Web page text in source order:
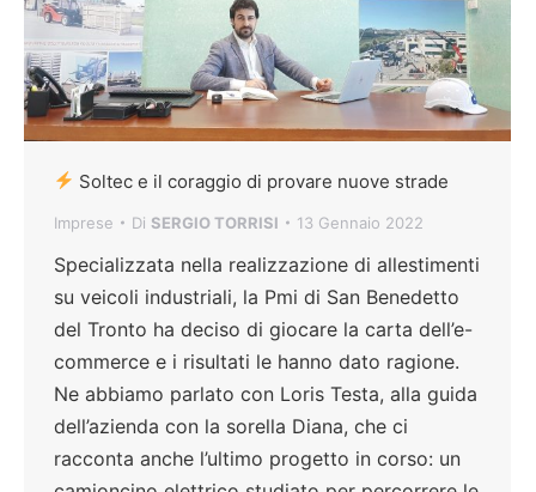
Soltec e il coraggio di provare nuove strade
Imprese Di SERGIO TORRISI 13 Gennaio 2022
Specializzata nella realizzazione di allestimenti
su veicoli industriali, la Pmi di San Benedetto
del Tronto ha deciso di giocare la carta dell’e-
commerce e i risultati le hanno dato ragione.
Ne abbiamo parlato con Loris Testa, alla guida
dell’azienda con la sorella Diana, che ci
racconta anche l’ultimo progetto in corso: un